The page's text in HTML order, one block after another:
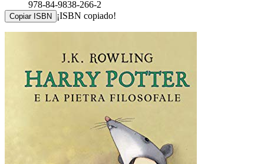
978-84-9838-266-2
Copiar ISBN ¡ISBN copiado!